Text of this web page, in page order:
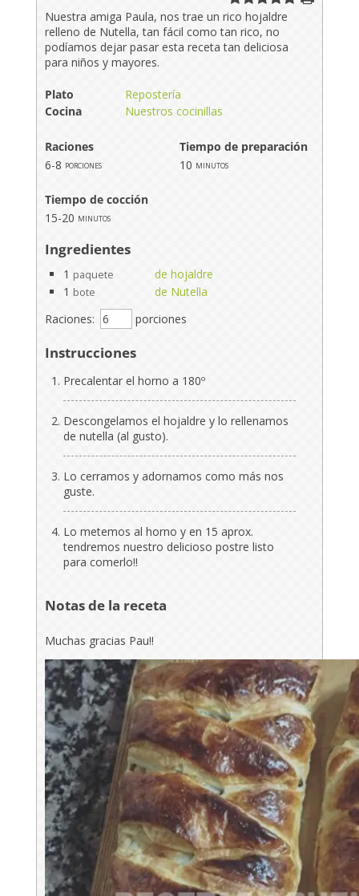
Nuestra amiga Paula, nos trae un rico hojaldre
relleno de Nutella, tan fácil como tan rico, no
podíamos dejar pasar esta receta tan deliciosa
para niños y mayores.
Plato
Repostería
Cocina
Nuestros cocinillas
Raciones
Tiempo de preparación
6-8 porciones 10 minutos
Tiempo de cocción
15-20 minutos
Ingredientes
1 paquete
de hojaldre
1 bote
de Nutella
Raciones:
porciones
Instrucciones
Precalentar el horno a 180º
Descongelamos el hojaldre y lo rellenamos
de nutella (al gusto).
Lo cerramos y adornamos como más nos
guste.
Lo metemos al horno y en 15 aprox.
tendremos nuestro delicioso postre listo
para comerlo!!
Notas de la receta
Muchas gracias Pau!!